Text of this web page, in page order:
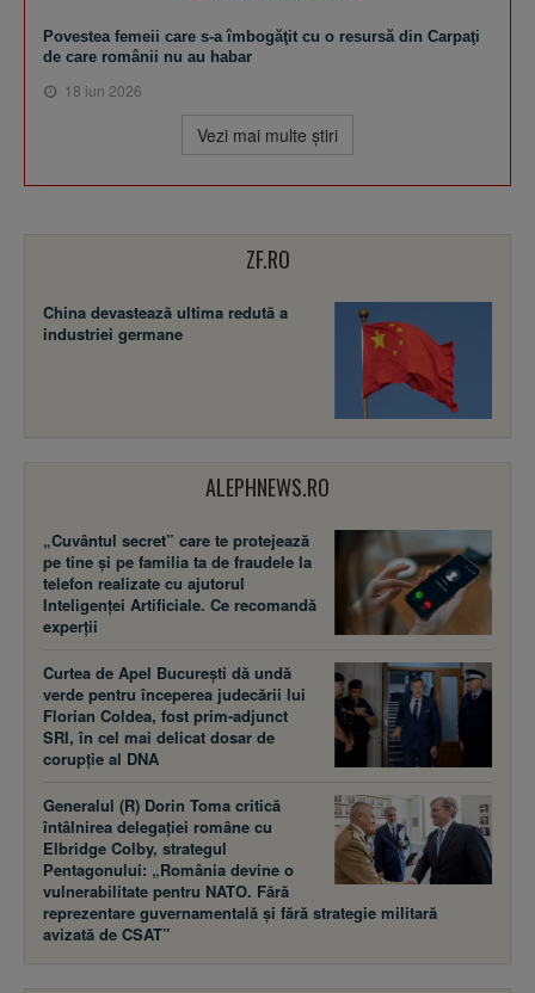
Povestea femeii care s-a îmbogăţit cu o resursă din Carpaţi
de care românii nu au habar
18 iun 2026
Vezi mai multe ştiri
ZF.RO
China devastează ultima redută a
industriei germane
ALEPHNEWS.RO
„Cuvântul secret” care te protejează
pe tine și pe familia ta de fraudele la
telefon realizate cu ajutorul
Inteligenței Artificiale. Ce recomandă
experții
Curtea de Apel București dă undă
verde pentru începerea judecării lui
Florian Coldea, fost prim-adjunct
SRI, în cel mai delicat dosar de
corupție al DNA
Generalul (R) Dorin Toma critică
întâlnirea delegației române cu
Elbridge Colby, strategul
Pentagonului: „România devine o
vulnerabilitate pentru NATO. Fără
reprezentare guvernamentală și fără strategie militară
avizată de CSAT”